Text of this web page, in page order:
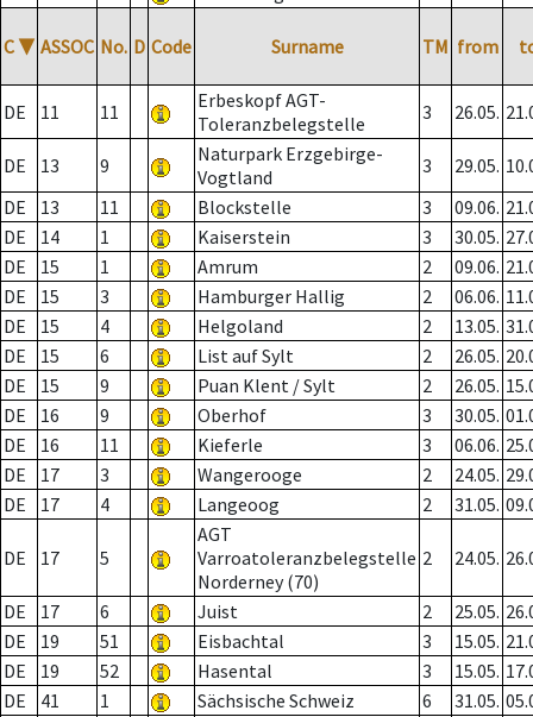
C ▼ ASSOC No. D Code Surname TM from
DE 11 11
Erbeskopf AGT-
Toleranzbelegstelle
3 26.05.
DE 13 9
Naturpark Erzgebirge-
Vogtland
3 29.05.
DE
13 11 Blockstelle 3 09.06.
DE
14 1 Kaiserstein 3 30.05.
DE
15 1 Amrum 2 09.06.
DE
15 3 Hamburger Hallig 2 06.06.
DE
15 4 Helgoland 2 13.05.
DE
15 6 List auf Sylt 2 26.05.
DE
15 9 Puan Klent / Sylt 2 26.05.
DE
16 9 Oberhof 3 30.05.
DE
16 11 Kieferle 3 06.06.
DE
17 3 Wangerooge 2 24.05.
DE
17 4 Langeoog 2 31.05.
DE 17 5
AGT
Varroatoleranzbelegstelle
Norderney (70)
2 24.05.
DE 17 6 Juist 2 25.05.
DE
19 51 Eisbachtal 3 15.05.
DE
19 52 Hasental 3 15.05.
DE
41 1 Sächsische Schweiz 6 31.05.